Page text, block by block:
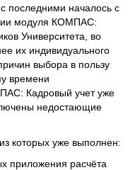
последними началось с
модуля КОМПАС:
Университета, во
их индивидуального
выбора в пользу
времени
Кадровый учет уже
недостающие
которых уже выполнен:
приложения расчёта